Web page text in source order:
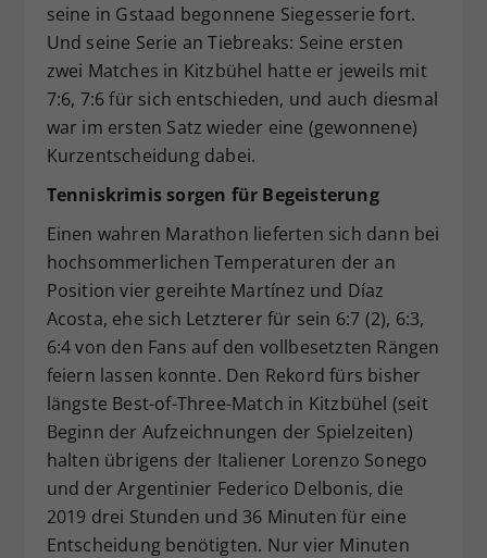
seine in Gstaad begonnene Siegesserie fort.
Und seine Serie an Tiebreaks: Seine ersten
zwei Matches in Kitzbühel hatte er jeweils mit
7:6, 7:6 für sich entschieden, und auch diesmal
war im ersten Satz wieder eine (gewonnene)
Kurzentscheidung dabei.
Tenniskrimis sorgen für Begeisterung
Einen wahren Marathon lieferten sich dann bei
hochsommerlichen Temperaturen der an
Position vier gereihte Martínez und Díaz
Acosta, ehe sich Letzterer für sein 6:7 (2), 6:3,
6:4 von den Fans auf den vollbesetzten Rängen
feiern lassen konnte. Den Rekord fürs bisher
längste Best-of-Three-Match in Kitzbühel (seit
Beginn der Aufzeichnungen der Spielzeiten)
halten übrigens der Italiener Lorenzo Sonego
und der Argentinier Federico Delbonis, die
2019 drei Stunden und 36 Minuten für eine
Entscheidung benötigten. Nur vier Minuten